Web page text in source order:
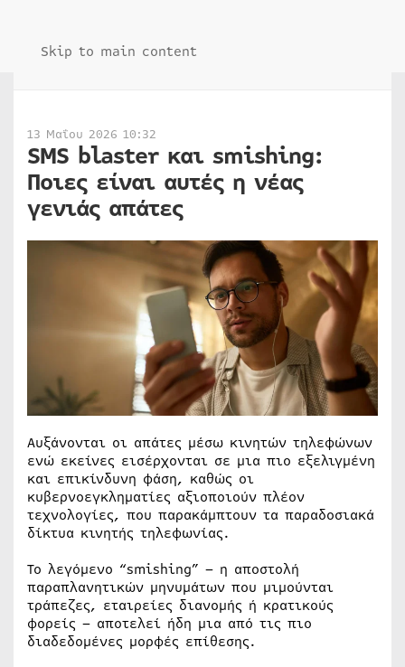
Skip to main content
13 Μαΐου 2026 10:32
SMS blaster και smishing:
Ποιες είναι αυτές η νέας
γενιάς απάτες
Αυξάνονται οι απάτες μέσω κινητών τηλεφώνων
ενώ εκείνες εισέρχονται σε μια πιο εξελιγμένη
και επικίνδυνη φάση, καθώς οι
κυβερνοεγκληματίες αξιοποιούν πλέον
τεχνολογίες, που παρακάμπτουν τα παραδοσιακά
δίκτυα κινητής τηλεφωνίας.
Το λεγόμενο “smishing” – η αποστολή
παραπλανητικών μηνυμάτων που μιμούνται
τράπεζες, εταιρείες διανομής ή κρατικούς
φορείς – αποτελεί ήδη μια από τις πιο
διαδεδομένες μορφές επίθεσης.